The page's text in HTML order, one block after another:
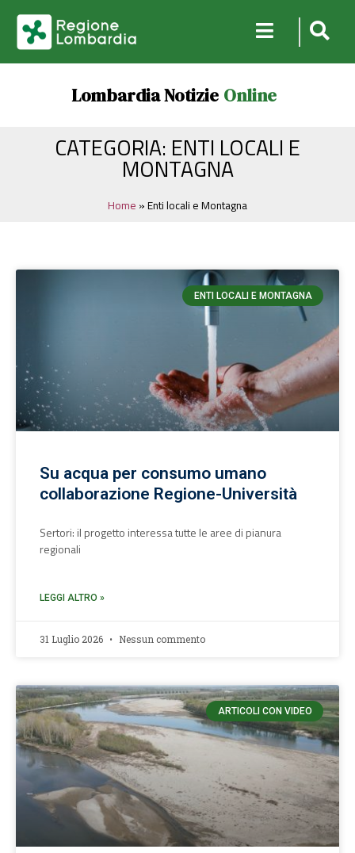
Lombardia Notizie Online
CATEGORIA: ENTI LOCALI E
MONTAGNA
Home » Enti locali e Montagna
ENTI LOCALI E MONTAGNA
Su acqua per consumo umano
collaborazione Regione-Università
Sertori: il progetto interessa tutte le aree di pianura
regionali
LEGGI ALTRO »
31 Luglio 2026 Nessun commento
ARTICOLI CON VIDEO